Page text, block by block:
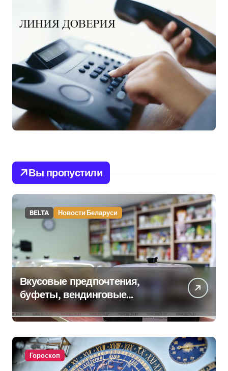
Вы пропустили
BELTA Новости Беларуси
Вкусовые предпочтения,
буфеты, вендинговые
аппараты. Минобразования об
изменениях в школьном
питании
Гороскоп